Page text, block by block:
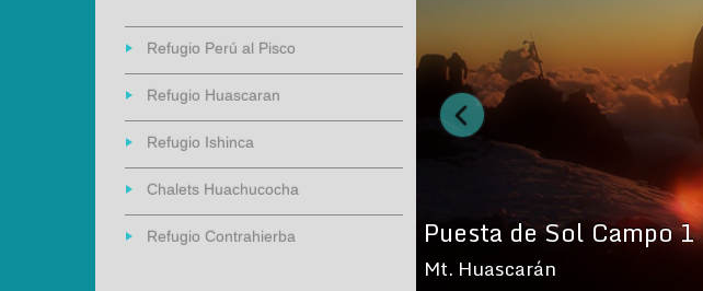
Refugio Perú al Pisco
Refugio Huascaran
Refugio Ishinca
Chalets Huachucocha
Refugio Contrahierba Puesta de Sol Campo 1
Mt. Huascarán